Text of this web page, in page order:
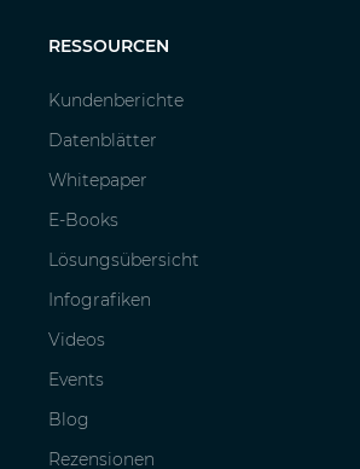
RESSOURCEN
Kundenberichte
Datenblätter
Whitepaper
E-Books
Lösungsübersicht
Infografiken
Videos
Events
Blog
Rezensionen